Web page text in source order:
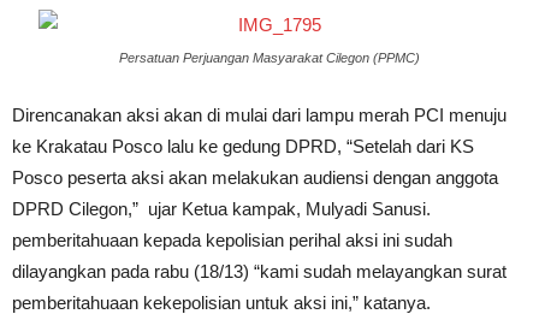
Persatuan Perjuangan Masyarakat Cilegon (PPMC)
Direncanakan aksi akan di mulai dari lampu merah PCI menuju
ke Krakatau Posco lalu ke gedung DPRD, “Setelah dari KS
Posco peserta aksi akan melakukan audiensi dengan anggota
DPRD Cilegon,” ujar Ketua kampak, Mulyadi Sanusi.
pemberitahuaan kepada kepolisian perihal aksi ini sudah
dilayangkan pada rabu (18/13) “kami sudah melayangkan surat
pemberitahuaan kekepolisian untuk aksi ini,” katanya.